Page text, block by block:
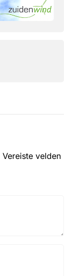
Vereiste velden